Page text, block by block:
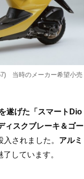
当時のメーカー希望小売
遂げた「スマートDio
ィスクブレーキ＆ゴー
されました。 アルミ
しています。